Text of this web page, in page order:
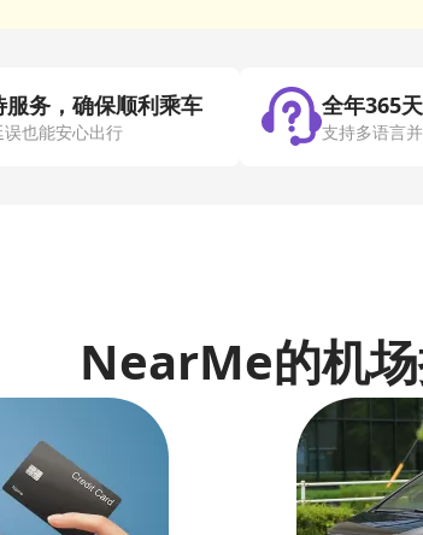
服务，确保顺利乘车
误也能安心出行
全年365
支持多语言
NearMe的机